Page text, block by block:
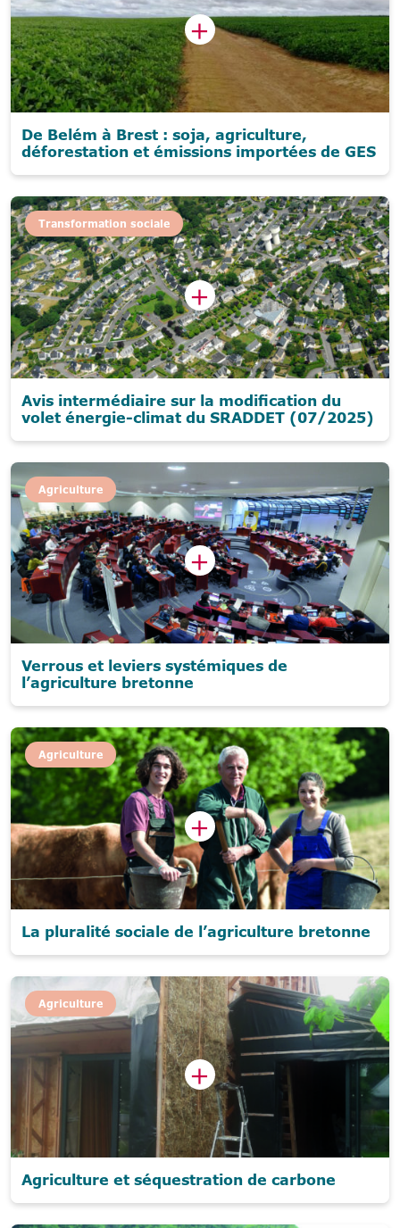
De Belém à Brest : soja, agriculture,
déforestation et émissions importées de GES
Transformation sociale
Avis intermédiaire sur la modification du
volet énergie-climat du SRADDET (07/2025)
Agriculture
Verrous et leviers systémiques de
l’agriculture bretonne
Agriculture
La pluralité sociale de l’agriculture bretonne
Agriculture
Agriculture et séquestration de carbone